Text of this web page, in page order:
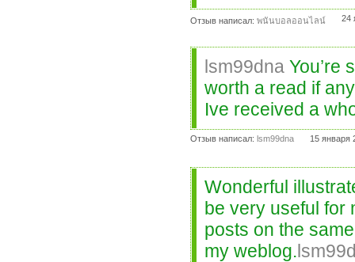
Отзыв написал: พนันบอลออนไลน์ 24
lsm99dna You’re
worth a read if
Ive received a
Отзыв написал: lsm99dna 15 января
Wonderful
be very useful for
posts on the
my weblog.